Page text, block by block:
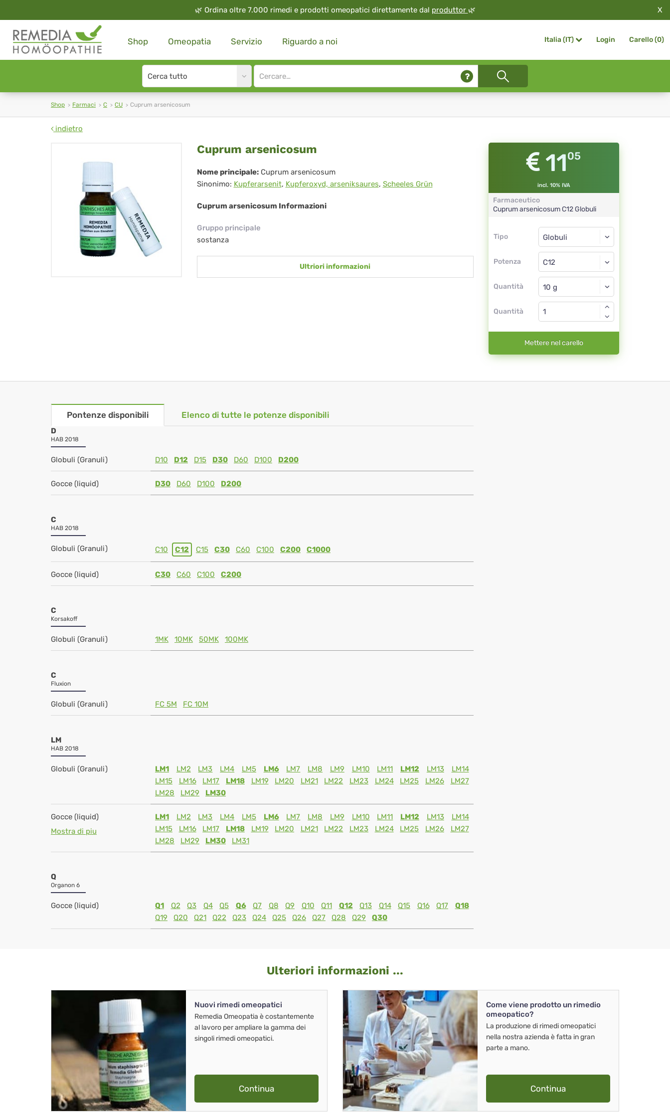
🌿 Ordina oltre 7.000 rimedi e prodotti omeopatici direttamente dal produttor 🌿 X
Shop Omeopatia Servizio Riguardo a noi Italia (IT) Login Carello (0)
Search
type
Site
search
Shop Farmaci C CU Cuprum arsenicosum
indietro
Cuprum
arsenicosum
Cuprum arsenicosum
Nome principale: Cuprum arsenicosum
Sinonimo: Kupferarsenit, Kupferoxyd, arseniksaures, Scheeles Grün
Cuprum arsenicosum Informazioni
Gruppo principale
sostanza
Ultriori informazioni
1105
incl. 10% IVA
Farmaceutico
Cuprum arsenicosumC12 Globuli
Tipo
Tipo
Potenza
Globuli
C12
Quantità
Globuli
Quantità
Mettere nel carello
Pontenze disponibili Elenco di tutte le potenze disponibili
D
HAB 2018
Globuli (Granuli) D10 D12 D15 D30 D60 D100 D200
Gocce (liquid) D30 D60 D100 D200
C
HAB 2018
Globuli (Granuli) C10 C12 C15 C30 C60 C100 C200 C1000
Gocce (liquid) C30 C60 C100 C200
C
Korsakoff
Globuli (Granuli) 1MK 10MK 50MK 100MK
C
Fluxion
Globuli (Granuli) FC 5M FC 10M
LM
HAB 2018
Globuli (Granuli) LM1 LM2 LM3 LM4 LM5 LM6 LM7 LM8 LM9 LM10 LM11 LM12 LM13
LM14
LM15
LM16 LM17 LM18 LM19 LM20 LM21 LM22 LM23 LM24 LM25 LM26
LM27
LM28
LM29 LM30
Gocce (liquid)
Mostra di piu
LM1 LM2 LM3 LM4 LM5 LM6 LM7 LM8 LM9 LM10 LM11 LM12 LM13
LM14
LM15
LM16 LM17 LM18 LM19 LM20 LM21 LM22 LM23 LM24 LM25 LM26
LM27
LM28
LM29 LM30 LM31
Q
Organon 6
Gocce (liquid) Q1 Q2 Q3 Q4 Q5 Q6 Q7 Q8 Q9 Q10 Q11 Q12 Q13 Q14 Q15 Q16 Q17
Q18
Q19
Q20 Q21 Q22 Q23 Q24 Q25 Q26 Q27 Q28 Q29 Q30
Ulteriori informazioni ...
Nuovi rimedi omeopatici
Remedia Omeopatia è costantemente
al lavoro per ampliare la gamma dei
singoli rimedi omeopatici.
Continua
Come viene prodotto un rimedio
omeopatico?
La produzione di rimedi omeopatici
nella nostra azienda è fatta in gran
parte a mano.
Continua